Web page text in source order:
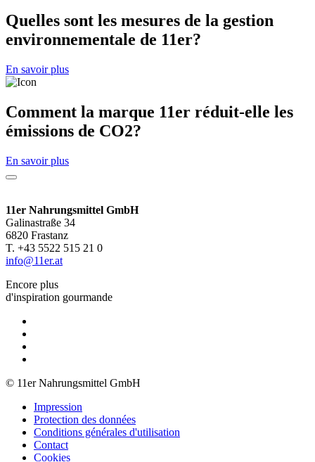
Quelles sont les mesures de la gestion
environnementale de 11er?
En savoir plus
Comment la marque 11er réduit-elle les
émissions de CO2?
En savoir plus
11er Nahrungsmittel GmbH
Galinastraße 34
6820 Frastanz
T. +43 5522 515 21 0
info@11er.at
Encore plus
d'inspiration gourmande
© 11er Nahrungsmittel GmbH
Impression
Protection des données
Conditions générales d'utilisation
Contact
Cookies